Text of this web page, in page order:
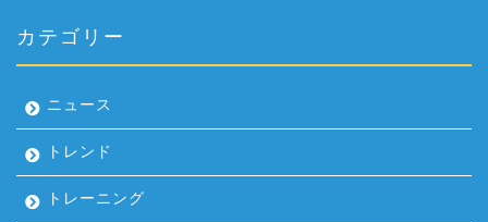
カテゴリー
ニュース
トレンド
トレーニング